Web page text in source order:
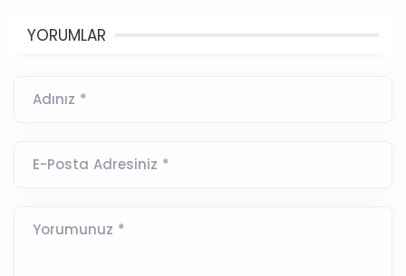
YORUMLAR
Adınız *
E-Posta Adresiniz *
Yorumunuz *